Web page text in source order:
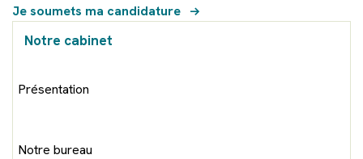
Je soumets ma candidature
Notre cabinet
Présentation
Notre bureau